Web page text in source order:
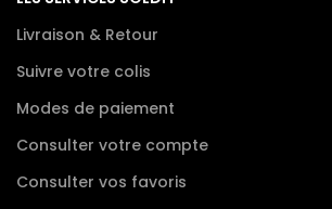
Livraison & Retour
Suivre votre colis
Modes de paiement
Consulter votre compte
Consulter vos favoris